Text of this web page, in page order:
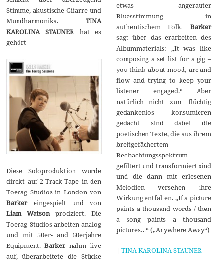
Stimme, akustische Gitarre und
Mundharmonika.TINA
KAROLINA STAUNER hat es
gehört
Diese Soloproduktion wurde
direkt auf 2-Track-Tape in den
Toerag Studios in London von
Barkereingespielt und von
Liam Watsonprodziert. Die
Toerag Studios arbeiten analog
und mit 50er- and 60erjahre
Equipment.Barkernahm live
auf, überarbeitete die Stücke
etwas angerauter
Bluesstimmung in
authentischem Folk. Barker
sagt über das erarbeiten des
Albummaterials: „It was like
composing a set list for a gig –
you think about mood, arc and
flow and trying to keep your
listener engaged.“ Aber
natürlich nicht zum flüchtig
gedankenlos konsumieren
gedacht sind dabei die
poetischen Texte, die aus ihrem
breitgefächertem
Beobachtungsspektrum
gefiltert und transformiert sind
und die dann mit erlesenen
Melodien versehen ihre
Wirkung entfalten. „If a picture
paints a thousand words / then
a song paints a thousand
pictures…“ („Anywhere Away“)
| TINA KAROLINA STAUNER